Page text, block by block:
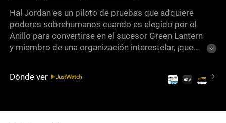
Hal Jordan es un piloto de pruebas que adquiere
poderes sobrehumanos cuando es elegido por el
Anillo para convertirse en el sucesor Green Lantern
y miembro de una organización interestelar, ¡que
enfrentarse al villano Parallax, que supone una
amenaza para la Tierra y para todo el Cuerpo de
Dónde ver